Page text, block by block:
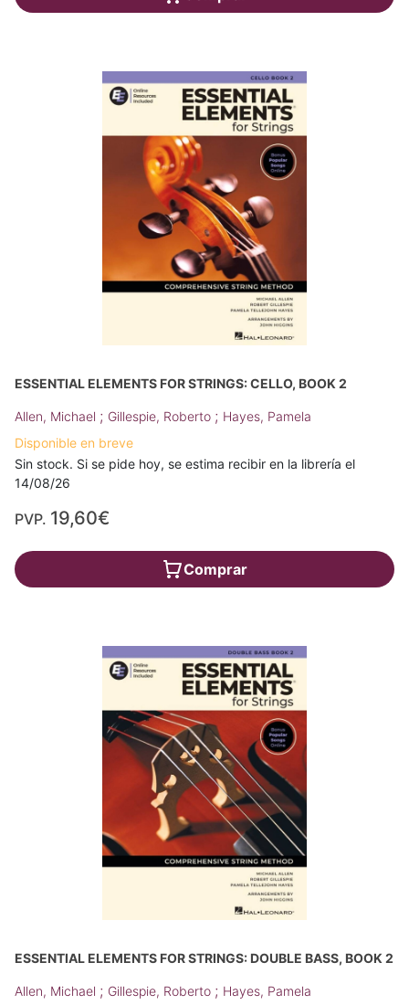
ESSENTIAL ELEMENTS FOR STRINGS: CELLO, BOOK 2
Allen, Michael ; Gillespie, Roberto ; Hayes, Pamela
Disponible en breve
Sin stock. Si se pide hoy, se estima recibir en la librería el
14/08/26
PVP. 19,60€
Comprar
ESSENTIAL ELEMENTS FOR STRINGS: DOUBLE BASS, BOOK 2
Allen, Michael ; Gillespie, Roberto ; Hayes, Pamela